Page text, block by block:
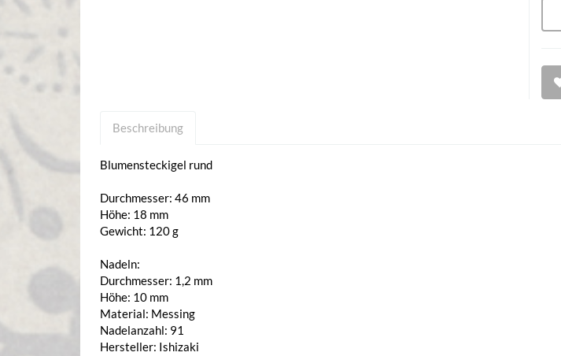
Beschreibung
Blumensteckigel rund
Durchmesser: 46 mm
Höhe: 18 mm
Gewicht: 120 g
Nadeln:
Durchmesser: 1,2 mm
Höhe: 10 mm
Material: Messing
Nadelanzahl: 91
Hersteller: Ishizaki